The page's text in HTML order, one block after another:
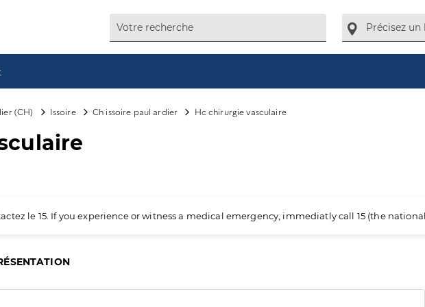
(CH) Issoire Ch issoire paul ardier Hc chirurgie vasculaire
le 15. If you experience or witness a medical emergency, immediatly call 15 (the